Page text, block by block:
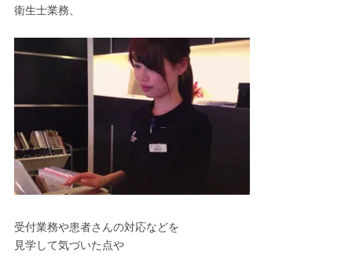
衛生士業務、
受付業務や患者さんの対応などを
見学して気づいた点や